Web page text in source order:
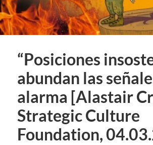
“Posiciones
abundan las
alarma [Alastair
Strategic Culture
Foundation,